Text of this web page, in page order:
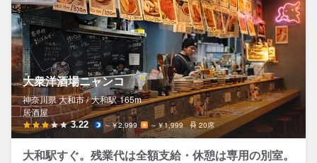
大衆洋酒場ニャンコ
神奈川県 大和市 / 大和駅 165m
居酒屋
3.22 ～￥2,999 ～￥1,999 20席
大和駅すぐ。残業代は全額支給・休憩は専用の別室。